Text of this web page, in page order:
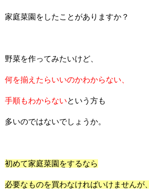
家庭菜園をしたことがありますか？
野菜を作ってみたいけど、
何を揃えたらいいのかわからない、
手順もわからないという方も
多いのではないでしょうか。
初めて家庭菜園をするなら
必要なものを買わなければいけませんが、